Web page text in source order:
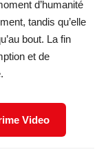
d’humanité
tandis qu’elle
bout. La fin
et de
Video